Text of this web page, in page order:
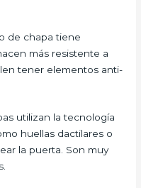
de chapa tiene
más resistente a
tener elementos anti-
utilizan la tecnología
huellas dactilares o
la puerta. Son muy